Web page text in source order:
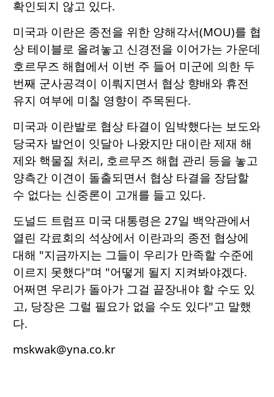
확인되지 않고 있다.
미국과 이란은 종전을 위한 양해각서(MOU)를 협
상 테이블로 올려놓고 신경전을 이어가는 가운데
호르무즈 해협에서 이번 주 들어 미군에 의한 두
번째 군사공격이 이뤄지면서 협상 향배와 휴전
유지 여부에 미칠 영향이 주목된다.
미국과 이란발로 협상 타결이 임박했다는 보도와
당국자 발언이 잇달아 나왔지만 대이란 제재 해
제와 핵물질 처리, 호르무즈 해협 관리 등을 놓고
양측간 이견이 돌출되면서 협상 타결을 장담할
수 없다는 신중론이 고개를 들고 있다.
도널드 트럼프 미국 대통령은 27일 백악관에서
열린 각료회의 석상에서 이란과의 종전 협상에
대해 "지금까지는 그들이 우리가 만족할 수준에
이르지 못했다"며 "어떻게 될지 지켜봐야겠다.
어쩌면 우리가 돌아가 그걸 끝장내야 할 수도 있
고, 당장은 그럴 필요가 없을 수도 있다"고 말했
다.
mskwak@yna.co.kr